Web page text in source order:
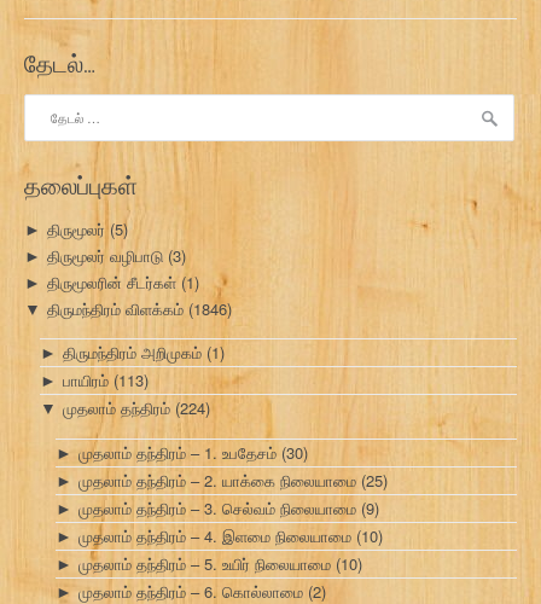
தேடல்…
தேடு:
தலைப்புகள்
► திருமூலர் (5)
► திருமூலர் வழிபாடு (3)
► திருமூலரின் சீடர்கள் (1)
▼ திருமந்திரம் விளக்கம் (1846)
► திருமந்திரம் அறிமுகம் (1)
► பாயிரம் (113)
▼ முதலாம் தந்திரம் (224)
► முதலாம் தந்திரம் – 1. உபதேசம் (30)
► முதலாம் தந்திரம் – 2. யாக்கை நிலையாமை (25)
► முதலாம் தந்திரம் – 3. செல்வம் நிலையாமை (9)
► முதலாம் தந்திரம் – 4. இளமை நிலையாமை (10)
► முதலாம் தந்திரம் – 5. உயிர் நிலையாமை (10)
► முதலாம் தந்திரம் – 6. கொல்லாமை (2)